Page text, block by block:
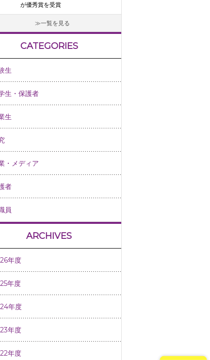
が優秀賞を受賞
一覧を見る
CATEGORIES
生
生・保護者
生
・メディア
者
員
ARCHIVES
年度
年度
年度
年度
年度